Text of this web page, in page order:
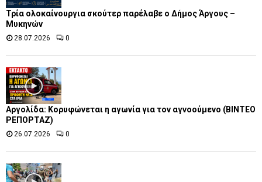
Τρία ολοκαίνουργια σκούτερ παρέλαβε o Δήμος Άργους –
Μυκηνών
28.07.2026 0
Αργολίδα: Κορυφώνεται η αγωνία για τον αγνοούμενο (ΒΙΝΤΕΟ
ΡΕΠΟΡΤΑΖ)
26.07.2026 0